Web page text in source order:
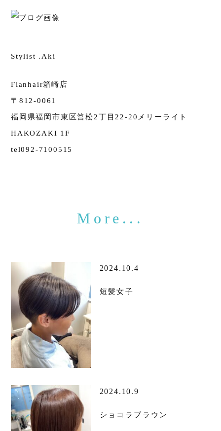
Stylist .Aki
Flanhair箱崎店
〒812-0061
福岡県福岡市東区筥松2丁目22-20メリーライト
HAKOZAKI 1F
tel092-7100515
2024.10.4
短髪女子
2024.10.9
ショコラブラウン